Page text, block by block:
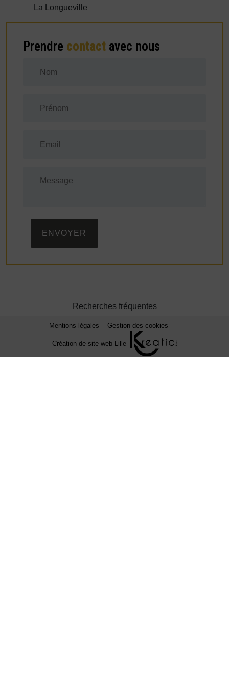
La Longueville
Prendre contact avec nous
ENVOYER
Recherches fréquentes
Mentions légales Gestion des cookies
Création de site web Lille